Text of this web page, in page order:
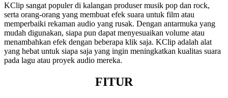
KClip sangat populer di kalangan produser musik pop dan rock,
serta orang-orang yang membuat efek suara untuk film atau
memperbaiki rekaman audio yang rusak. Dengan antarmuka yang
mudah digunakan, siapa pun dapat menyesuaikan volume atau
menambahkan efek dengan beberapa klik saja. KClip adalah alat
yang hebat untuk siapa saja yang ingin meningkatkan kualitas suara
pada lagu atau proyek audio mereka.
FITUR